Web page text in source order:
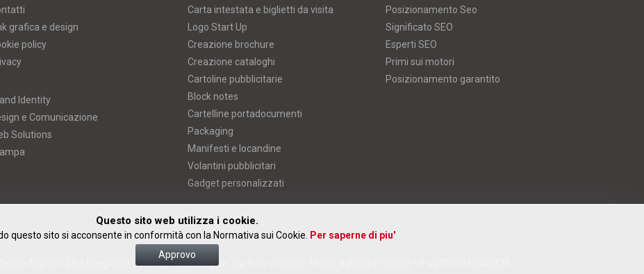
grafica e design
policy
Identity
e Comunicazione
Solutions
Carta intestata e biglietti da visita
Logo Start Up
Creazione brochure
Creazione cataloghi
Cartoline pubblicitarie
Block notes
Cartelline portadocumenti
Packaging
Manifesti e locandine
Volantini pubblicitari
Gadget personalizzati
Posizionamento Seo
Significato SEO
Esperti SEO
Primi sui motori
Posizionamento garantito
Alighieri 23, Melegnano (Milano) • Sede legale: Via Prov. Pratese 154/D, Agliana (Pistoia) • P iva IT01612040475
Questo sito web utilizza i cookie.
questo sito si acconsente in conformità con la Normativa sui Cookie.
Per saperne di piu'
Approvo